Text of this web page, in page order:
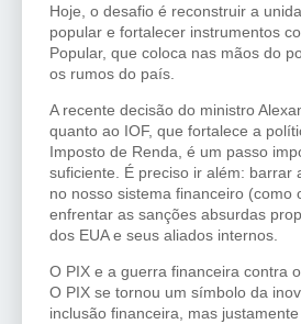
Hoje, o desafio é reconstruir a
popular e fortalecer instrumentos
Popular, que coloca nas mãos do
os rumos do país.
A recente decisão do ministro
quanto ao IOF, que fortalece a
Imposto de Renda, é um passo
suficiente. É preciso ir além: barrar
no nosso sistema financeiro (como
enfrentar as sanções absurdas
dos EUA e seus aliados internos.
O PIX e a guerra financeira contra
O PIX se tornou um símbolo da
inclusão financeira, mas